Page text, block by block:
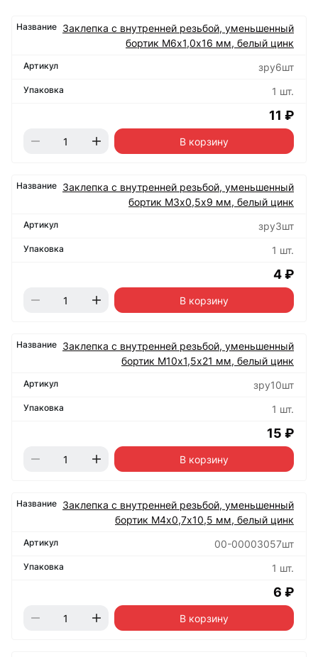
Заклепка с внутренней резьбой, уменьшенный
бортик М6х1,0х16 мм, белый цинк
зру6шт
1 шт.
11 ₽
В корзину
Заклепка с внутренней резьбой, уменьшенный
бортик М3х0,5х9 мм, белый цинк
зру3шт
1 шт.
4 ₽
В корзину
Заклепка с внутренней резьбой, уменьшенный
бортик М10х1,5х21 мм, белый цинк
зру10шт
1 шт.
15 ₽
В корзину
Заклепка с внутренней резьбой, уменьшенный
бортик М4х0,7х10,5 мм, белый цинк
00-00003057шт
1 шт.
6 ₽
В корзину